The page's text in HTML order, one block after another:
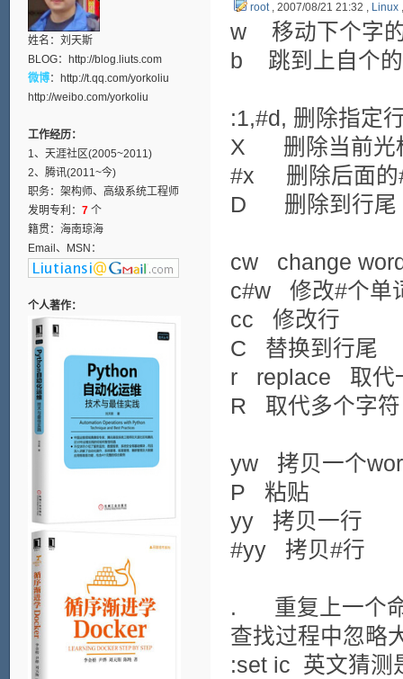
root, 2007/08/21 21:32 , Linux
w 移动下个字
b 跳到上自个
:1,#d, 删除指定
X 删除当前光
#x 删除后面的
D 删除到行尾
cw change
c#w 修改#个单
cc 修改行
C 替换到行尾
r replace 取代
R 取代多个字符
yw 拷贝一个
P 粘贴
yy 拷贝一行
#yy 拷贝#行
. 重复上一个
查找过程中忽略
:set ic 英文猜测
姓名：刘天斯
BLOG： http://blog.liuts.com
微博： http://t.qq.com/yorkoliu
http://weibo.com/yorkoliu
工作经历：
1、天涯社区(2005~2011)
2、腾讯(2011~今)
职务：架构师、高级系统工程师
发明专利： 7个
籍贯：海南琼海
Email、MSN：
个人著作：